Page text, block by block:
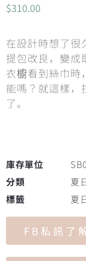
$310.00
在設計時想了很
提包改良，變成
衣櫥看到絲巾時
能嗎？就這樣，
了。
庫存單位
分類
夏
標籤
夏
FB私訊了